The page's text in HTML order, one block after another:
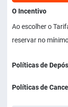
O Incentivo
Ao escolher o
reservar no
Políticas de
Políticas de